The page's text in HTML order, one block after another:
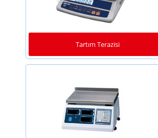
Tartım Terazisi